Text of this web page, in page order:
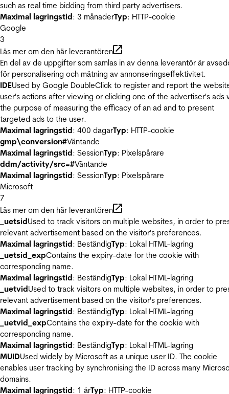
such as real time bidding from third party advertisers.
Maximal lagringstid: 3 månaderTyp: HTTP-cookie
Google
3
Läs mer om den här leverantören
En del av de uppgifter som samlas in av denna leverantör är
för personalisering och mätning av annonseringseffektivitet.
IDEUsed by Google DoubleClick to register and report the
user's actions after viewing or clicking one of the advertiser's ads
the purpose of measuring the efficacy of an ad and to present
targeted ads to the user.
Maximal lagringstid: 400 dagarTyp: HTTP-cookie
gmp\conversion#Väntande
Maximal lagringstid: SessionTyp: Pixelspårare
ddm/activity/src=#Väntande
Maximal lagringstid: SessionTyp: Pixelspårare
Microsoft
7
Läs mer om den här leverantören
_uetsidUsed to track visitors on multiple websites, in order to
relevant advertisement based on the visitor's preferences.
Maximal lagringstid: BeständigTyp: Lokal HTML-lagring
_uetsid_expContains the expiry-date for the cookie with
corresponding name.
Maximal lagringstid: BeständigTyp: Lokal HTML-lagring
_uetvidUsed to track visitors on multiple websites, in order to
relevant advertisement based on the visitor's preferences.
Maximal lagringstid: BeständigTyp: Lokal HTML-lagring
_uetvid_expContains the expiry-date for the cookie with
corresponding name.
Maximal lagringstid: BeständigTyp: Lokal HTML-lagring
MUIDUsed widely by Microsoft as a unique user ID. The cookie
enables user tracking by synchronising the ID across many
domains.
Maximal lagringstid: 1 årTyp: HTTP-cookie